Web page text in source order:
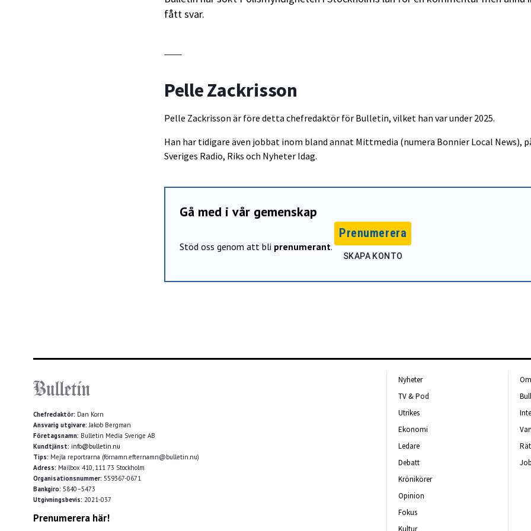
fått svar.
Pelle Zackrisson
Pelle Zackrisson är före detta chefredaktör för Bulletin, vilket han var under 2025.
Han har tidigare även jobbat inom bland annat Mittmedia (numera Bonnier Local News),
Sveriges Radio, Riks och Nyheter Idag.
Gå med i vår gemenskap
Stöd oss genom att bli prenumerant.
Prenumerera
SKAPA KONTO
Chefredaktör: Dan Korn
Ansvarig utgivare: Jakob Bergman
Företagsnamn: Bulletin Media Sverige AB
Kundtjänst: info@bulletin.nu
Tips: Mejla reportrarna (förnamn.efternamn@bulletin.nu)
Adress: Mailbox 410, 111 73 Stockholm
Organisationsnummer: 559367-0671
Bankgiro: 5840–5473
Utgivningsbevis: 2021-037
Prenumerera här!
Nyheter
TV & Pod
Utrikes
Ekonomi
Ledare
Debatt
Krönikörer
Opinion
Fokus
Kultur